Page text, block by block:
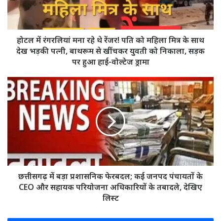
रेंजर!
पति
को
महिला
देख
भड़की
पत्नी,
बाथरूम
खींचकर
को
निकाला,
सड़क
होटल में रंगरलियां मना रहे थे रेंजर! पति को महिला मित्र के साथ
देख भड़की पत्नी, बाथरूम से खींचकर युवती को निकाला, सड़क
पर हुआ हाई-वोल्टेज ड्रामा
छत्तीसगढ़
में
बड़ा
प्रशासनिक
फेरबदल;
पंचायतों
के
CEO
अधिकारियों
छत्तीसगढ़ में बड़ा प्रशासनिक फेरबदल; कई जनपद पंचायतों के
CEO और सहायक परियोजना अधिकारियों के तबादले, देखिए
लिस्ट